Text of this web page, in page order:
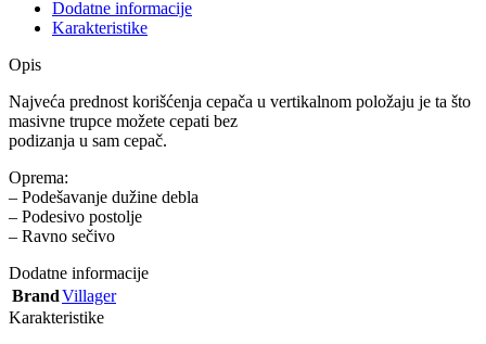
Dodatne informacije
Karakteristike
Opis
Najveća prednost korišćenja cepača u vertikalnom položaju je ta što
masivne trupce možete cepati bez
podizanja u sam cepač.
Oprema:
– Podešavanje dužine debla
– Podesivo postolje
– Ravno sečivo
Dodatne informacije
BrandVillager
Karakteristike